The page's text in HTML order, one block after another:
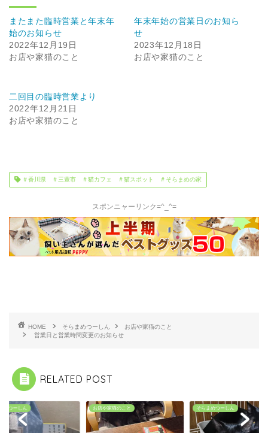
またまた臨時営業と年末年
始のお知らせ
2022年12月19日
お店や家猫のこと
年末年始の営業日のお知ら
せ
2023年12月18日
お店や家猫のこと
二回目の臨時営業より
2022年12月21日
お店や家猫のこと
＃香川県 ＃三豊市 ＃猫カフェ ＃猫スポット ＃そらまめの家
スポンニャーリンク=^_^=
HOME そらまめつーしん
お店や家猫のこと
営業日と営業時間変更のお知らせ
RELATED POST
めつーしん お店や家猫のこと そらまめつーしん